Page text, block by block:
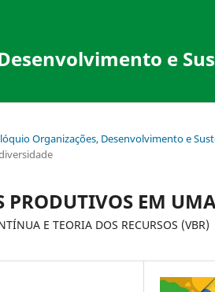
e
Organizações, Desenvolvimento e
PRODUTIVOS EM
E TEORIA DOS RECURSOS (VBR)